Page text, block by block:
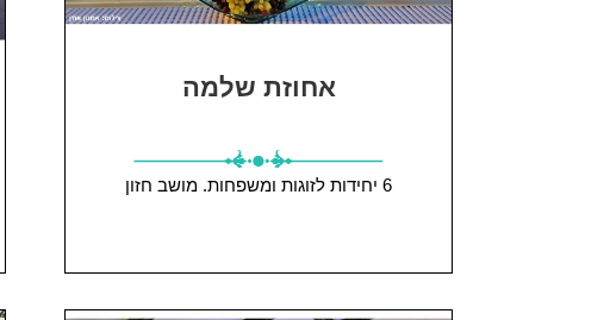
אחוזת שלמה
6 יחידות לזוגות ומשפחות. מושב חזון